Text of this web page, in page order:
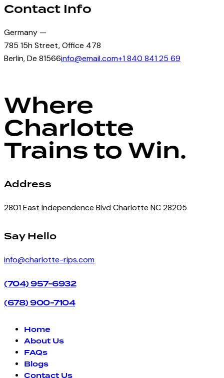
Contact Info
Germany —
785 15h Street, Office 478
Berlin, De 81566info@email.com+1 840 841 25 69
Where
Charlotte
Trains to Win.
Address
2801 East Independence Blvd Charlotte NC 28205
facebook-
instagram
Say Hello
info@charlotte-rips.com
(704) 957-6932
(678) 900-7104
Home
About Us
FAQs
Blogs